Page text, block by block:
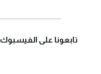
تابعونا على الفيسبوك